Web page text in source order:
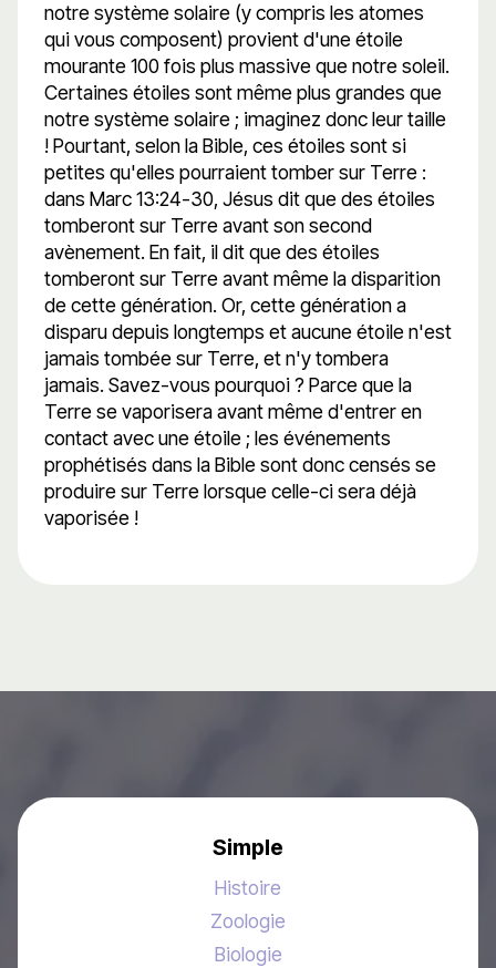
notre système solaire (y compris les atomes
qui vous composent) provient d'une étoile
mourante 100 fois plus massive que notre soleil.
Certaines étoiles sont même plus grandes que
notre système solaire ; imaginez donc leur taille
! Pourtant, selon la Bible, ces étoiles sont si
petites qu'elles pourraient tomber sur Terre :
dans Marc 13:24-30, Jésus dit que des étoiles
tomberont sur Terre avant son second
avènement. En fait, il dit que des étoiles
tomberont sur Terre avant même la disparition
de cette génération. Or, cette génération a
disparu depuis longtemps et aucune étoile n'est
jamais tombée sur Terre, et n'y tombera
jamais. Savez-vous pourquoi ? Parce que la
Terre se vaporisera avant même d'entrer en
contact avec une étoile ; les événements
prophétisés dans la Bible sont donc censés se
produire sur Terre lorsque celle-ci sera déjà
vaporisée !
Simple
Histoire
Zoologie
Biologie